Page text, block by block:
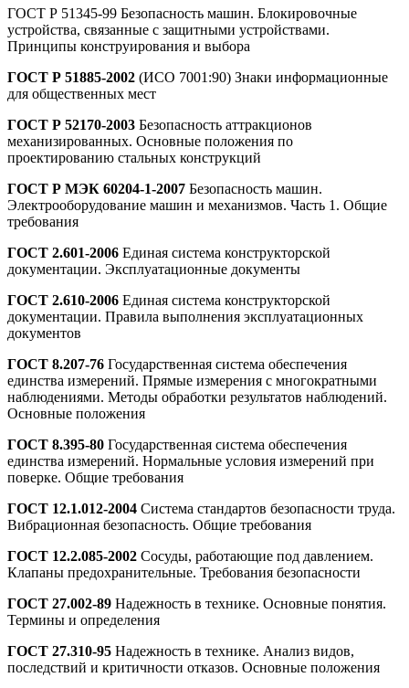
ГОСТ Р 51345-99 Безопасность машин. Блокировочные
устройства, связанные с защитными устройствами.
Принципы конструирования и выбора
ГОСТ Р 51885-2002 (ИСО 7001:90) Знаки информационные
для общественных мест
ГОСТ Р 52170-2003 Безопасность аттракционов
механизированных. Основные положения по
проектированию стальных конструкций
ГОСТ Р МЭК 60204-1-2007 Безопасность машин.
Электрооборудование машин и механизмов. Часть 1. Общие
требования
ГОСТ 2.601-2006 Единая система конструкторской
документации. Эксплуатационные документы
ГОСТ 2.610-2006 Единая система конструкторской
документации. Правила выполнения эксплуатационных
документов
ГОСТ 8.207-76 Государственная система обеспечения
единства измерений. Прямые измерения с многократными
наблюдениями. Методы обработки результатов наблюдений.
Основные положения
ГОСТ 8.395-80 Государственная система обеспечения
единства измерений. Нормальные условия измерений при
поверке. Общие требования
ГОСТ 12.1.012-2004 Система стандартов безопасности труда.
Вибрационная безопасность. Общие требования
ГОСТ 12.2.085-2002 Сосуды, работающие под давлением.
Клапаны предохранительные. Требования безопасности
ГОСТ 27.002-89 Надежность в технике. Основные понятия.
Термины и определения
ГОСТ 27.310-95 Надежность в технике. Анализ видов,
последствий и критичности отказов. Основные положения